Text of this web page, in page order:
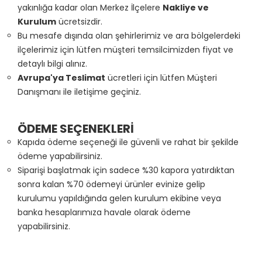
yakınlığa kadar olan Merkez İlçelere Nakliye ve
Kurulum ücretsizdir.
Bu mesafe dışında olan şehirlerimiz ve ara bölgelerdeki
ilçelerimiz için lütfen müşteri temsilcimizden fiyat ve
detaylı bilgi alınız.
Avrupa'ya Teslimat ücretleri için lütfen Müşteri
Danışmanı ile iletişime geçiniz.
ÖDEME SEÇENEKLERİ
Kapıda ödeme seçeneği ile güvenli ve rahat bir şekilde
ödeme yapabilirsiniz.
Siparişi başlatmak için sadece %30 kapora yatırdıktan
sonra kalan %70 ödemeyi ürünler evinize gelip
kurulumu yapıldığında gelen kurulum ekibine veya
banka hesaplarımıza havale olarak ödeme
yapabilirsiniz.